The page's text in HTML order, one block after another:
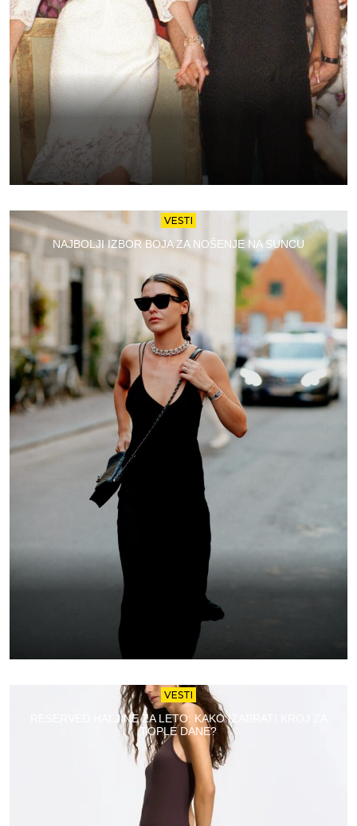
VESTI
NAJBOLJI IZBOR BOJA ZA NOŠENJE NA SUNCU
VESTI
RESERVED HALJINE ZA LETO: KAKO IZABRATI KROJ ZA
TOPLE DANE?